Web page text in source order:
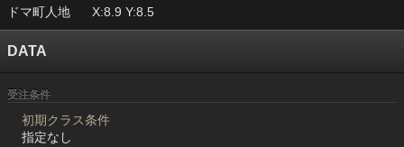
ドマ町人地 X:8.9 Y:8.5
DATA
受注条件
初期クラス条件
指定なし